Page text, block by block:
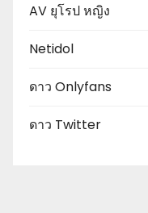
AV ยุโรป หญิง
Netidol
ดาว Onlyfans
ดาว Twitter